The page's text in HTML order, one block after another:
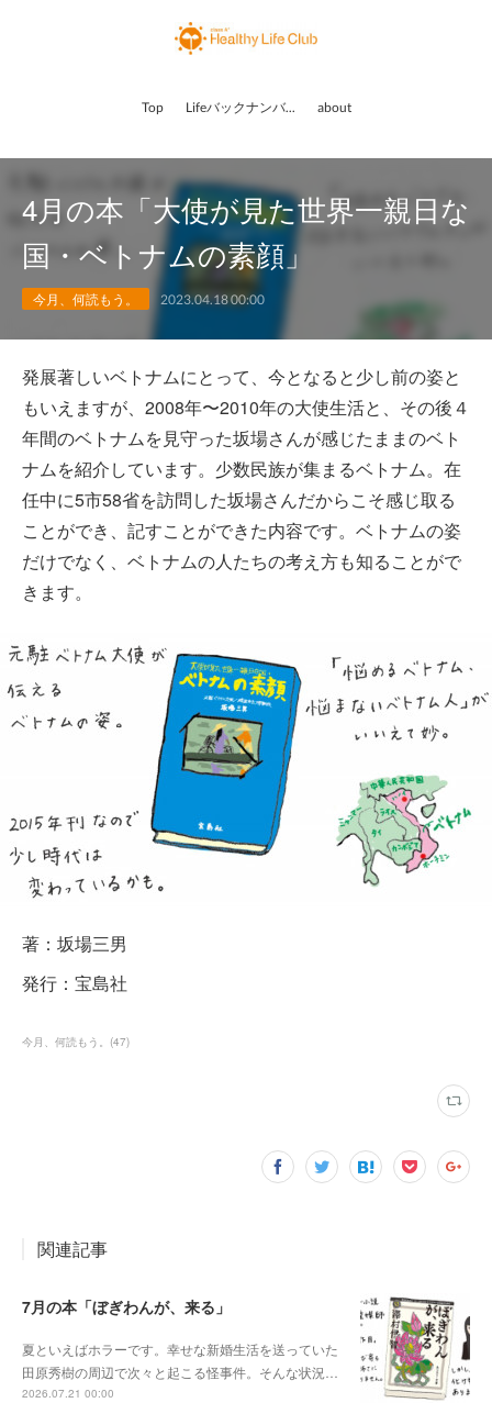
Top Lifeバックナンバー about
4月の本「大使が見た世界一親日な
国・ベトナムの素顔」
今月、何読もう。 2023.04.18 00:00
発展著しいベトナムにとって、今となると少し前の姿と
もいえますが、2008年〜2010年の大使生活と、その後４
年間のベトナムを見守った坂場さんが感じたままのベト
ナムを紹介しています。少数民族が集まるベトナム。在
任中に5市58省を訪問した坂場さんだからこそ感じ取る
ことができ、記すことができた内容です。ベトナムの姿
だけでなく、ベトナムの人たちの考え方も知ることがで
きます。
著：坂場三男
発行：宝島社
今月、何読もう。 (47)
関連記事
7月の本「ぼぎわんが、来る」
夏といえばホラーです。幸せな新婚生活を送っていた
田原秀樹の周辺で次々と起こる怪事件。そんな状況…
2026.07.21 00:00